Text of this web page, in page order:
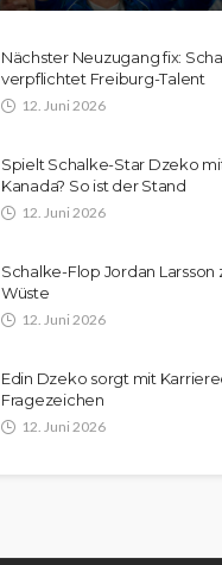
Nächster Neuzugang fix:
verpflichtet Freiburg-Talent
12. Juni 2026
Spielt Schalke-Star Dzeko
Kanada? So ist der Stand
12. Juni 2026
Schalke-Flop Jordan Larsson
Wüste
12. Juni 2026
Edin Dzeko sorgt mit
Fragezeichen
12. Juni 2026